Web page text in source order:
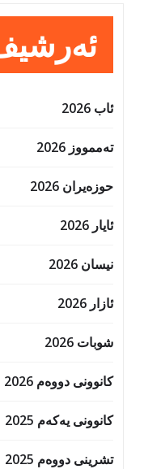
ئاب 2026
تەممووز 2026
حوزه‌یران 2026
ئایار 2026
نیسان 2026
ئازار 2026
شوبات 2026
کانوونی دووەم 2026
کانوونی یەکەم 2025
تشرینی دووەم 2025